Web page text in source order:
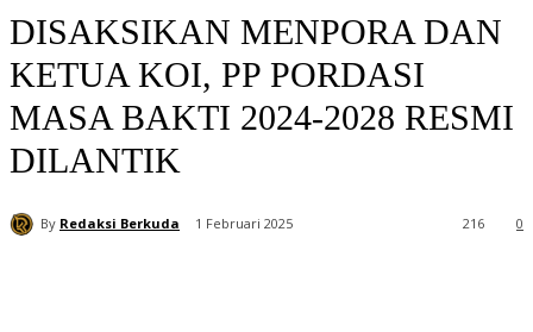
DISAKSIKAN MENPORA DAN
KETUA KOI, PP PORDASI
MASA BAKTI 2024-2028 RESMI
DILANTIK
By Redaksi Berkuda 1 Februari 2025 0
216